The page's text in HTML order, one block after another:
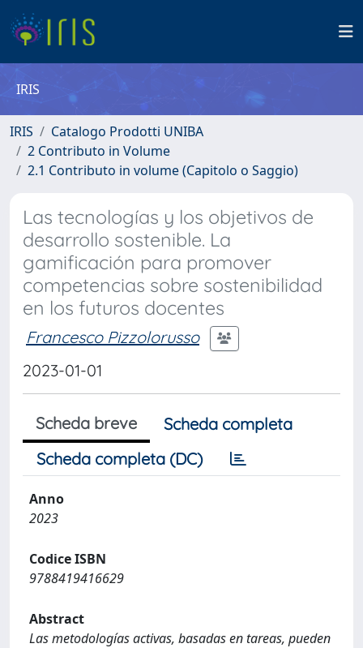
IRIS
IRIS
Catalogo Prodotti UNIBA
2 Contributo in Volume
2.1 Contributo in volume (Capitolo o Saggio)
Las tecnologías y los objetivos de
desarrollo sostenible. La
gamificación para promover
competencias sobre sostenibilidad
en los futuros docentes
Francesco Pizzolorusso
2023-01-01
Scheda breve
Scheda completa
Scheda completa (DC)
Anno
2023
Codice ISBN
9788419416629
Abstract
Las metodologías activas, basadas en tareas, pueden